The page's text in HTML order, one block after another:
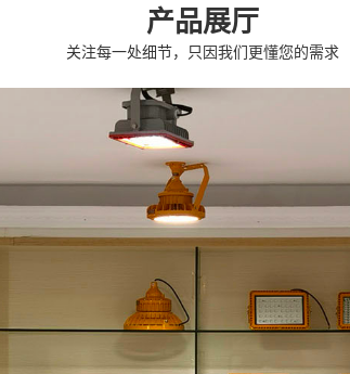
产品展厅
关注每一处细节，只因我们更懂您的需求